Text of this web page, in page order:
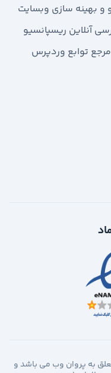
و بهینه سازی وبسایت
آنلاین ریسپانسیو
مرجع توابع وردپرس
به پروان وب می باشد و